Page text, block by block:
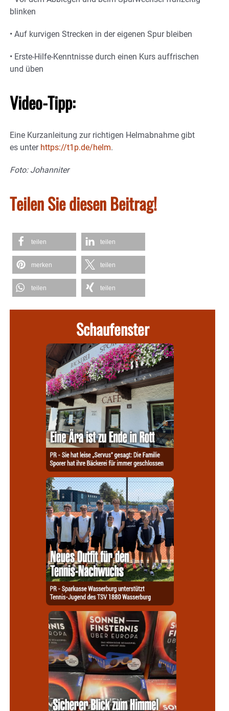
blinken
• Auf kurvigen Strecken in der eigenen Spur bleiben
• Erste-Hilfe-Kenntnisse durch einen Kurs auffrischen
und üben
Video-Tipp:
Eine Kurzanleitung zur richtigen Helmabnahme gibt
es unter https://t1p.de/helm.
Foto: Johanniter
Teilen Sie diesen Beitrag!
teilen teilen
merken teilen
teilen teilen
Schaufenster